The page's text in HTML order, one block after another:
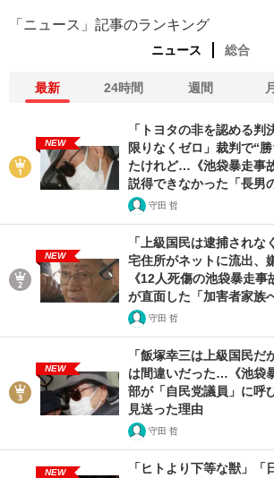
「ニュース」記事のランキング
ニュース 総合
最新 24時間 週間
NEW
「トヨタの非を認める判
限りなくゼロ」裁判で“
たけれど…《池袋暴走事
説得できなかった「長男
守田 哲
NEW
「上級国民は逮捕されな
宅住所がネットに流出、
《12人死傷の池袋暴走
が直面した「加害者家族
守田 哲
NEW
「飯塚幸三は上級国民だ
は間違いだった…《池袋
部が「自民党議員」に呼
見送った理由
守田 哲
NEW
「ヒトより下等な獣」「